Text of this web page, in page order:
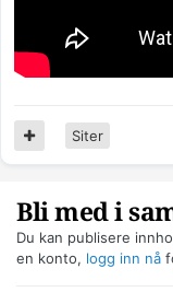
Siter
Bli med i
Du kan publisere
en konto, logg inn nå